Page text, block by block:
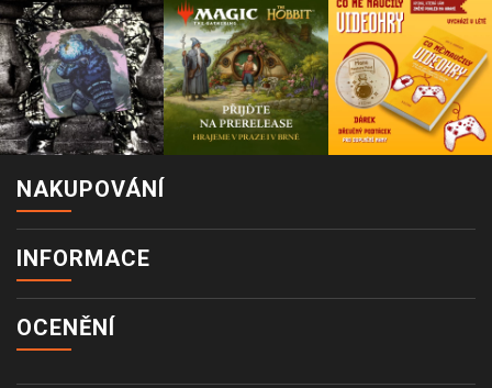
NAKUPOVÁNÍ
INFORMACE
OCENĚNÍ